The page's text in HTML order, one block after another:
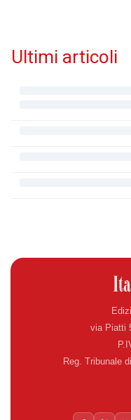
Ultimi articoli
via Piatti
Reg. Tribunale